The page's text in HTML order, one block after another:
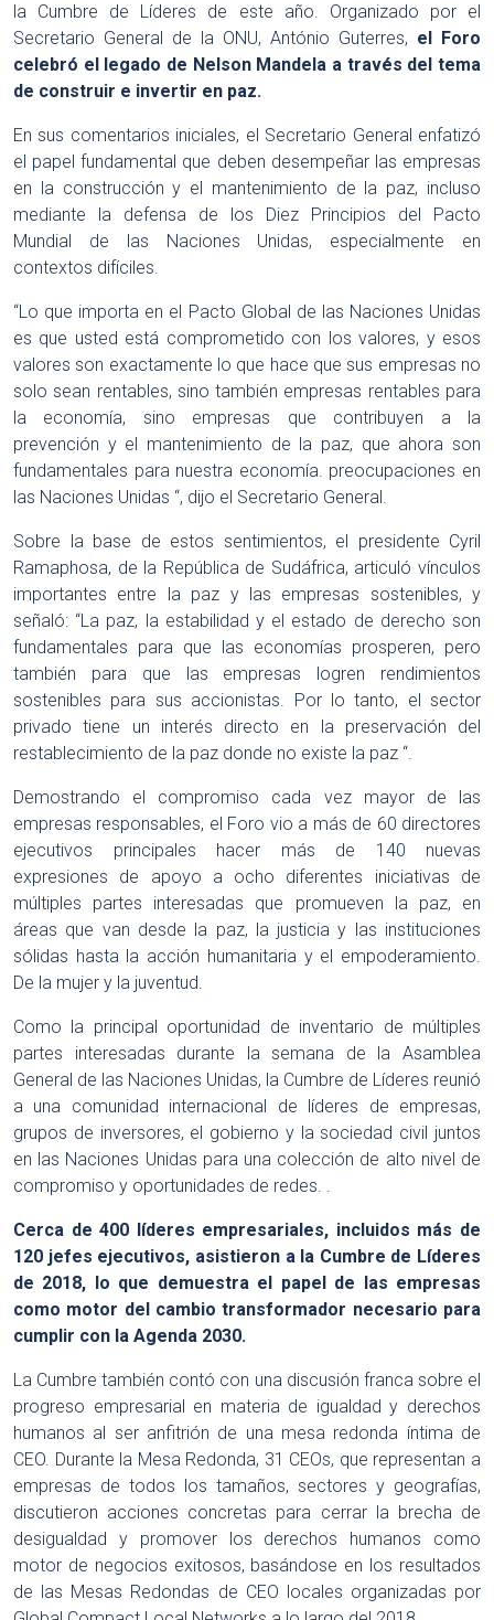
la Cumbre de Líderes de este año. Organizado por el
Secretario General de la ONU, António Guterres, el Foro
celebró el legado de Nelson Mandela a través del tema
de construir e invertir en paz.
En sus comentarios iniciales, el Secretario General enfatizó
el papel fundamental que deben desempeñar las empresas
en la construcción y el mantenimiento de la paz, incluso
mediante la defensa de los Diez Principios del Pacto
Mundial de las Naciones Unidas, especialmente en
contextos difíciles.
“Lo que importa en el Pacto Global de las Naciones Unidas
es que usted está comprometido con los valores, y esos
valores son exactamente lo que hace que sus empresas no
solo sean rentables, sino también empresas rentables para
la economía, sino empresas que contribuyen a la
prevención y el mantenimiento de la paz, que ahora son
fundamentales para nuestra economía. preocupaciones en
las Naciones Unidas “, dijo el Secretario General.
Sobre la base de estos sentimientos, el presidente Cyril
Ramaphosa, de la República de Sudáfrica, articuló vínculos
importantes entre la paz y las empresas sostenibles, y
señaló: “La paz, la estabilidad y el estado de derecho son
fundamentales para que las economías prosperen, pero
también para que las empresas logren rendimientos
sostenibles para sus accionistas. Por lo tanto, el sector
privado tiene un interés directo en la preservación del
restablecimiento de la paz donde no existe la paz “.
Demostrando el compromiso cada vez mayor de las
empresas responsables, el Foro vio a más de 60 directores
ejecutivos principales hacer más de 140 nuevas
expresiones de apoyo a ocho diferentes iniciativas de
múltiples partes interesadas que promueven la paz, en
áreas que van desde la paz, la justicia y las instituciones
sólidas hasta la acción humanitaria y el empoderamiento.
De la mujer y la juventud.
Como la principal oportunidad de inventario de múltiples
partes interesadas durante la semana de la Asamblea
General de las Naciones Unidas, la Cumbre de Líderes reunió
a una comunidad internacional de líderes de empresas,
grupos de inversores, el gobierno y la sociedad civil juntos
en las Naciones Unidas para una colección de alto nivel de
compromiso y oportunidades de redes. .
Cerca de 400 líderes empresariales, incluidos más de
120 jefes ejecutivos, asistieron a la Cumbre de Líderes
de 2018, lo que demuestra el papel de las empresas
como motor del cambio transformador necesario para
cumplir con la Agenda 2030.
La Cumbre también contó con una discusión franca sobre el
progreso empresarial en materia de igualdad y derechos
humanos al ser anfitrión de una mesa redonda íntima de
CEO. Durante la Mesa Redonda, 31 CEOs, que representan a
empresas de todos los tamaños, sectores y geografías,
discutieron acciones concretas para cerrar la brecha de
desigualdad y promover los derechos humanos como
motor de negocios exitosos, basándose en los resultados
de las Mesas Redondas de CEO locales organizadas por